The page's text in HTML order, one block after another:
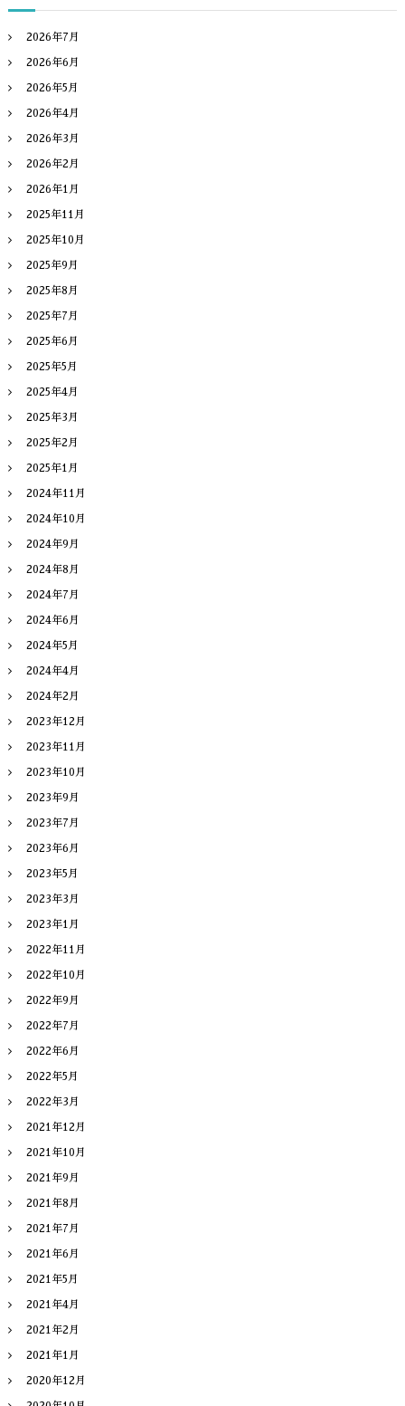
2026年7月
2026年6月
2026年5月
2026年4月
2026年3月
2026年2月
2026年1月
2025年11月
2025年10月
2025年9月
2025年8月
2025年7月
2025年6月
2025年5月
2025年4月
2025年3月
2025年2月
2025年1月
2024年11月
2024年10月
2024年9月
2024年8月
2024年7月
2024年6月
2024年5月
2024年4月
2024年2月
2023年12月
2023年11月
2023年10月
2023年9月
2023年7月
2023年6月
2023年5月
2023年3月
2023年1月
2022年11月
2022年10月
2022年9月
2022年7月
2022年6月
2022年5月
2022年3月
2021年12月
2021年10月
2021年9月
2021年8月
2021年7月
2021年6月
2021年5月
2021年4月
2021年2月
2021年1月
2020年12月